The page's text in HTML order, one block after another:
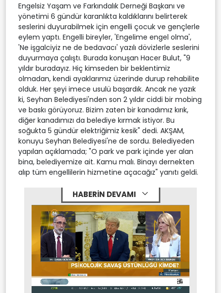
Engelsiz Yaşam ve Farkındalık Derneği Başkanı ve
yönetimi 6 gündür karanlıkta kaldıklarını belirterek
seslerini duyurabilmek için engelli çocuk ve gençlerle
eylem yaptı. Engelli bireyler, 'Engelime engel olma',
'Ne işgalciyiz ne de bedavacı' yazılı dövizlerle seslerini
duyurmaya çalıştı. Burada konuşan Hacer Bulut, "9
yıldır buradayız. Hiç kimseden bir beklentimiz
olmadan, kendi ayaklarımız üzerinde durup rehabilite
olduk. Her şeyi imece usulü başardık. Ancak ne yazık
ki, Seyhan Belediyesi'nden son 2 yıldır ciddi bir mobing
ve baskı görüyoruz. Bizim zaten bir kanadımız kırık,
diğer kanadımızı da belediye kırmak istiyor. Bu
soğukta 5 gündür elektriğimiz kesik" dedi. AKŞAM,
konuyu Seyhan Belediyesi'ne de sordu. Belediyeden
yapılan açıklamada; "O park ve park içinde yer alan
bina, belediyemize ait. Kamu malı. Binayı dernekten
alıp tüm engellilerin hizmetine açacağız" yanıtı geldi.
HABERİN DEVAMI
Mute Stream